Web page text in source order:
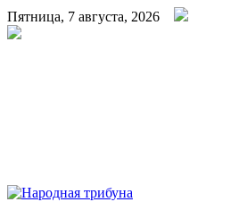
Пятница, 7 августа, 2026